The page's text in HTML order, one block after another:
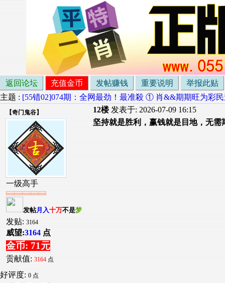
返回论坛 充值金币 发帖赚钱 重要说明
举报此贴
主题 : [55错02]074期：全网最劲！最准殺 ① 肖&&期期旺为彩
【奇门鬼谷】
一级高手
发帖月入十万不是梦
发贴: 3164
威望:3164 点
金币: 71元
贡献值: 3164 点
好评度: 0 点
12楼 发表于: 2026-07-09 16:15
坚持就是胜利，赢钱就是目地，无